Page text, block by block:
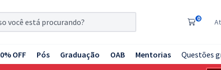
0
OFF Pós Graduação OAB Mentorias Questões